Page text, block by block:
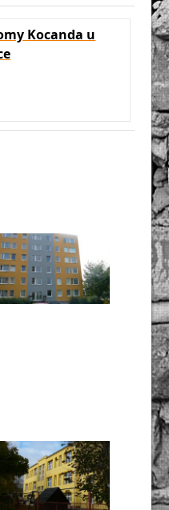
Kocanda u